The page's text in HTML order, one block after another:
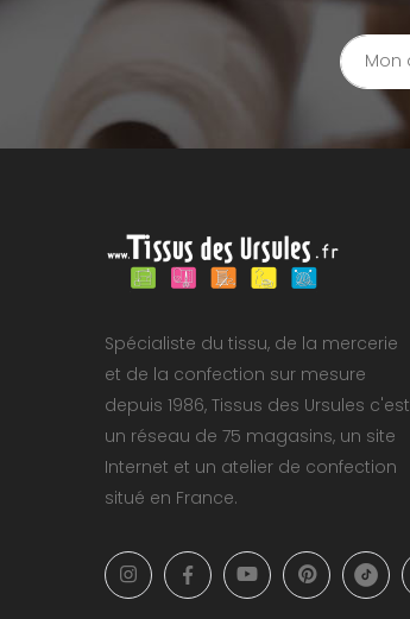
Spécialiste du tissu, de la mercerie
et de la confection sur mesure
depuis 1986, Tissus des Ursules c'est
un réseau de 75 magasins, un site
Internet et un atelier de confection
situé en France.